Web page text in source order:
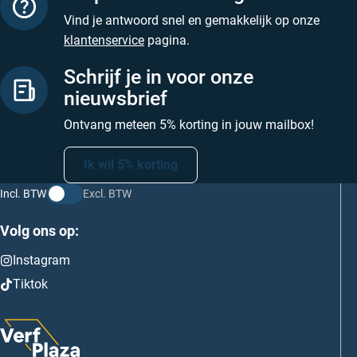
Vind je antwoord snel en gemakkelijk op onze
klantenservice pagina.
Schrijf je in voor onze
nieuwsbrief
Ontvang meteen 5% korting in jouw mailbox!
Ik wil 5% korting
Incl. BTW Excl. BTW
Volg ons op:
Instagram
Tiktok